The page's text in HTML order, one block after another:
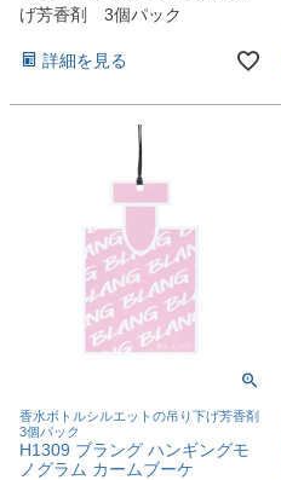
げ芳香剤 3個パック
詳細を見る
香水ボトルシルエットの吊り下げ芳香剤
3個パック
H1309 ブラング ハンギングモ
ノグラム カームブーケ